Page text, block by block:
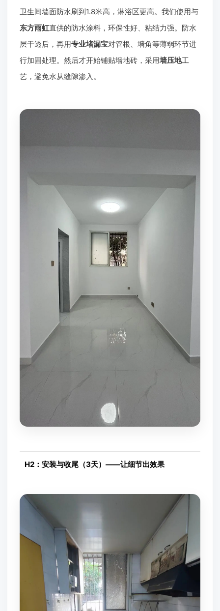
卫生间墙面防水刷到1.8米高，淋浴区更高。我们使用与
东方雨虹直供的防水涂料，环保性好、粘结力强。防水
层干透后，再用专业堵漏宝对管根、墙角等薄弱环节进
行加固处理。然后才开始铺贴墙地砖，采用墙压地工
艺，避免水从缝隙渗入。
H2：安装与收尾（3天）——让细节出效果